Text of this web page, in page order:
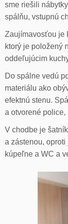
sme riešili
spálňu, vstupnú
Zaujímavosťou je
ktorý je položený
oddeľujúcim
Do spálne vedú
materiálu ako
efektnú stenu.
a otvorené
V chodbe je
a zástenou,
kúpeľne a WC a